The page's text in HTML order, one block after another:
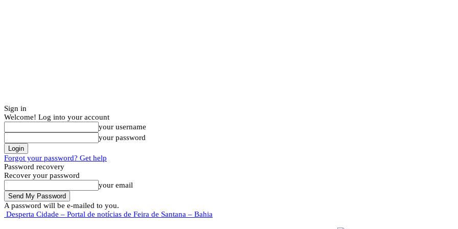
Sign in
Welcome! Log into your account
your username
your password
Forgot your password? Get help
Password recovery
Recover your password
your email
A password will be e-mailed to you.
Desperta Cidade – Portal de notícias de Feira de Santana – Bahia